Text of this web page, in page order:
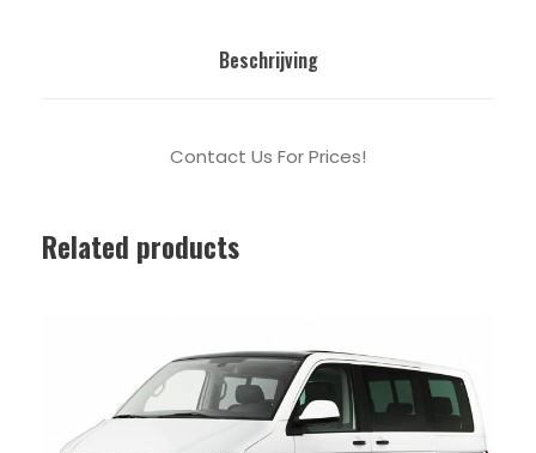
Beschrijving
Contact Us For Prices!
Related products